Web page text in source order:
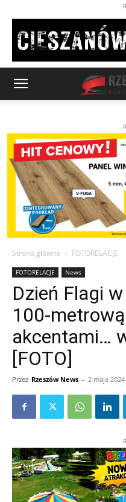
Strona główna FOTORELACJE
FOTORELACJE News
Dzień Flagi
100-
akcentami…
[FOTO]
Przez Rzeszów News - 2 maja